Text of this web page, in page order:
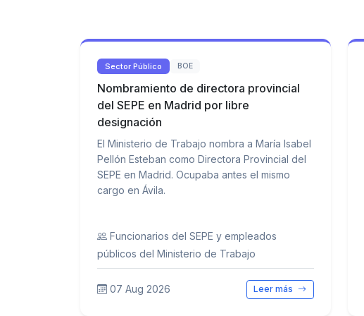
Sector Público BOE
Nombramiento de directora provincial
del SEPE en Madrid por libre
designación
El Ministerio de Trabajo nombra a María Isabel
Pellón Esteban como Directora Provincial del
SEPE en Madrid. Ocupaba antes el mismo
cargo en Ávila.
Funcionarios del SEPE y empleados
públicos del Ministerio de Trabajo
07 Aug 2026 Leer más